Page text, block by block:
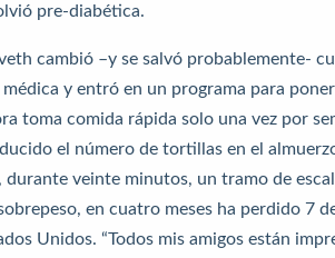
pre-diabética.
cambió –y se salvó probablemente-
y entró en un programa para
toma comida rápida solo una vez por
el número de tortillas en el
durante veinte minutos, un tramo de
en cuatro meses ha perdido 7
Unidos. “Todos mis amigos están